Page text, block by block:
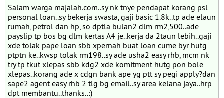
Salam warga majalah.com..sy nk tnye pendapat korang psl
personal loan..sy bekerja swasta, gaji basic 1.8k..tp ade elaun
rumah, petrol dan hp, so dptla bulan2 dlm rm2,500..ade
payslip tp bos bg dlm kertas A4 je..kerja da 2taun lebih..gaji
xde tolak pape loan sbb xpernah buat loan cume byr hutg
ptptn ke..kwsp tolak rm198..sy ade usha2 easy rhb, mcm nk
try tp tkut xlepas sbb kdg2 xde komitment hutg pon bole
xlepas..korang ade x cdgn bank ape yg ptt sy pegi apply?dan
sape2 agent easy rhb 2 tlg bg email..sy area kelana jaya..hrp
dpt membantu..thanks..:)